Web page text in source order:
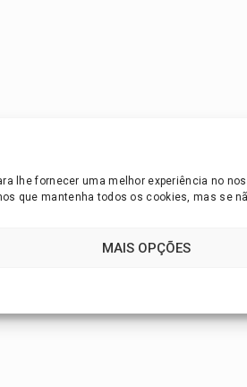
lhe fornecer uma melhor experiência no
que mantenha todos os cookies, mas se
MAIS OPÇÕES